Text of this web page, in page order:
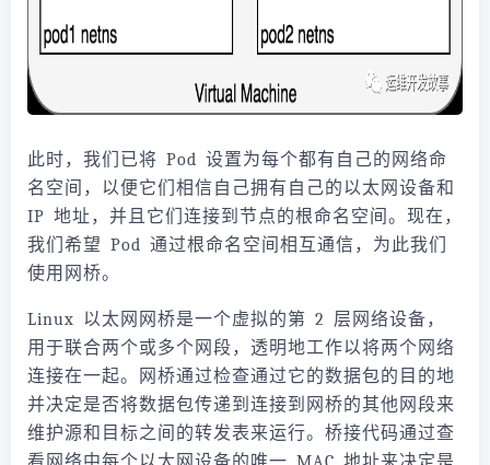
此时，我们已将 Pod 设置为每个都有自己的网络命
名空间，以便它们相信自己拥有自己的以太网设备和
IP 地址，并且它们连接到节点的根命名空间。现在，
我们希望 Pod 通过根命名空间相互通信，为此我们
使用网桥。
Linux 以太网网桥是一个虚拟的第 2 层网络设备，
用于联合两个或多个网段，透明地工作以将两个网络
连接在一起。网桥通过检查通过它的数据包的目的地
并决定是否将数据包传递到连接到网桥的其他网段来
维护源和目标之间的转发表来运行。桥接代码通过查